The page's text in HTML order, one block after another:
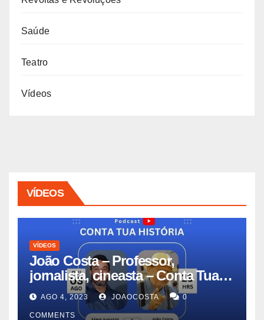
Saúde
Teatro
Vídeos
VÍDEOS
VÍDEOS
João Costa – Professor,
jornalista, cineasta – Conta Tua
História #11
AGO 4, 2023 JOAOCOSTA 0
COMMENTS